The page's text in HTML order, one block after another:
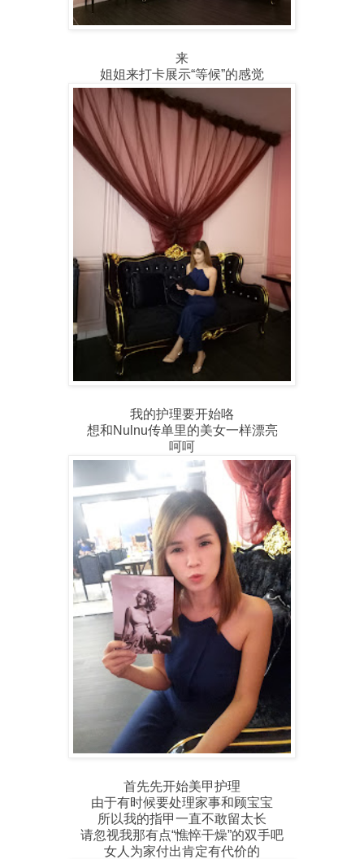
来
姐姐来打卡展示“等候”的感觉
我的护理要开始咯
想和Nulnu传单里的美女一样漂亮
呵呵
首先先开始美甲护理
由于有时候要处理家事和顾宝宝
所以我的指甲一直不敢留太长
请忽视我那有点“憔悴干燥”的双手吧
女人为家付出肯定有代价的